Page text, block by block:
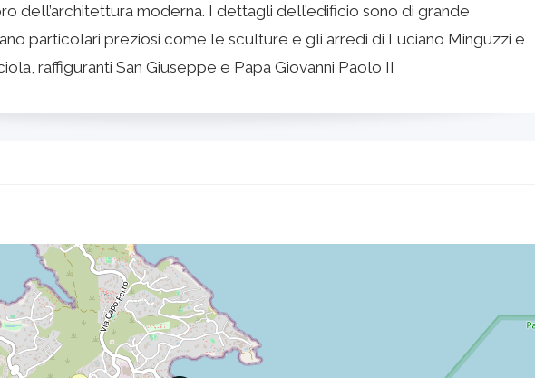
dell’architettura moderna. I dettagli dell’edificio sono di grande
particolari preziosi come le sculture e gli arredi di Luciano Minguzzi e
raffiguranti San Giuseppe e Papa Giovanni Paolo II